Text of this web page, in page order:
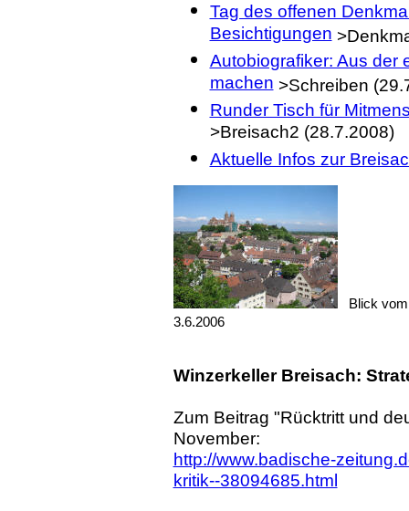
Tag des offenen
Besichtigungen
Autobiografiker: Aus der
machen>Schreiben
Runder Tisch für
>Breisach2 (28.7.2008)
Aktuelle Infos zur
Blick
3.6.2006
Winzerkeller Breisach:
Zum Beitrag "Rücktritt und
November:
http://www.badische-
kritik--38094685.html